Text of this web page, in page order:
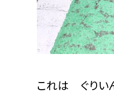
これは ぐりい